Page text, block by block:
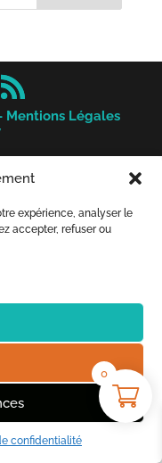
expérience, analyser le
accepter, refuser ou
confidentialité
Mentions Légales
0